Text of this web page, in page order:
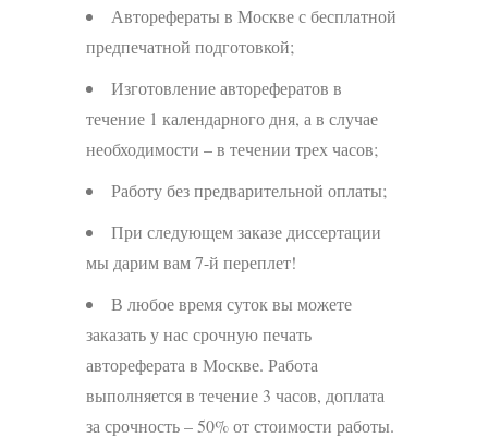
Авторефераты в Москве с бесплатной
предпечатной подготовкой;
Изготовление авторефератов в
течение 1 календарного дня, а в случае
необходимости – в течении трех часов;
Работу без предварительной оплаты;
При следующем заказе диссертации
мы дарим вам 7-й переплет!
В любое время суток вы можете
заказать у нас срочную печать
автореферата в Москве. Работа
выполняется в течение 3 часов, доплата
за срочность – 50% от стоимости работы.